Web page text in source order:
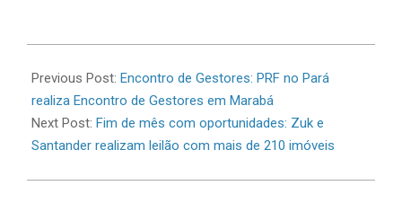
06-
30
Previous Post: Encontro de Gestores: PRF no Pará
realiza Encontro de Gestores em Marabá
Next Post: Fim de mês com oportunidades: Zuk e
Santander realizam leilão com mais de 210 imóveis